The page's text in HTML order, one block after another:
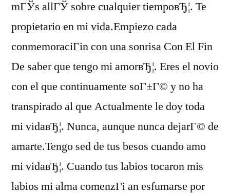
mГЎs allГЎ sobre cualquier tiempoвЂ¦. Te
propietario en mi vida.Empiezo cada
conmemoraciГіn con una sonrisa Con El Fin
De saber que tengo mi amorвЂ¦. Eres el novio
con el que continuamente soГ±Г© y no ha
transpirado al que Actualmente le doy toda
mi vidaвЂ¦. Nunca, aunque nunca dejarГ© de
amarte.Tengo sed de tus besos cuando amo
mi vidaвЂ¦. Cuando tus labios tocaron mis
labios mi alma comenzГі an esfumarse por